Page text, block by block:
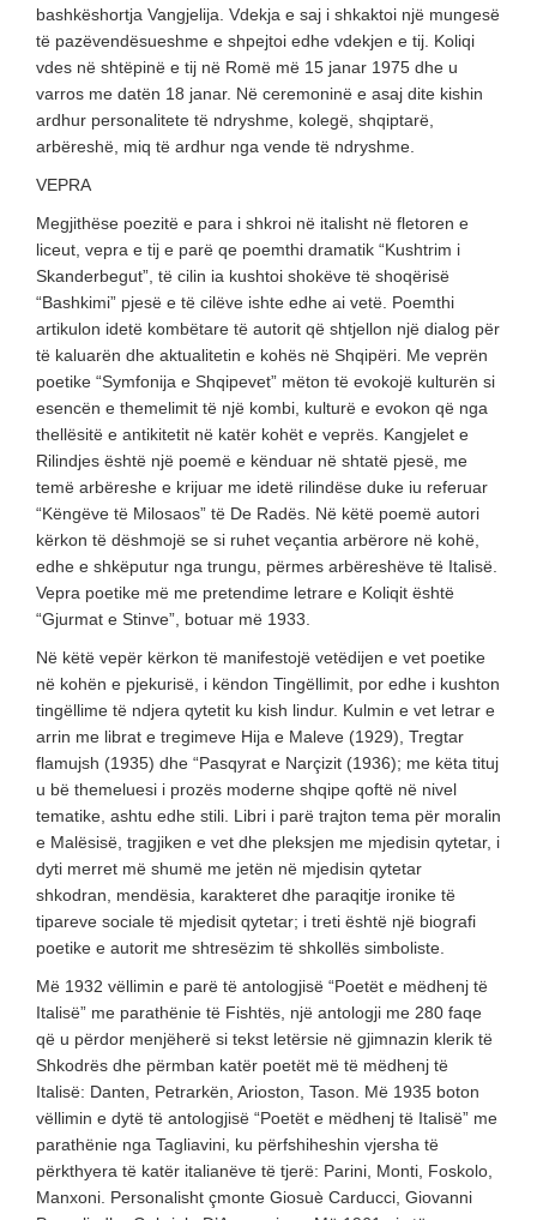
bashkëshortja Vangjelija. Vdekja e saj i shkaktoi një mungesë
të pazëvendësueshme e shpejtoi edhe vdekjen e tij. Koliqi
vdes në shtëpinë e tij në Romë më 15 janar 1975 dhe u
varros me datën 18 janar. Në ceremoninë e asaj dite kishin
ardhur personalitete të ndryshme, kolegë, shqiptarë,
arbëreshë, miq të ardhur nga vende të ndryshme.
VEPRA
Megjithëse poezitë e para i shkroi në italisht në fletoren e
liceut, vepra e tij e parë qe poemthi dramatik “Kushtrim i
Skanderbegut”, të cilin ia kushtoi shokëve të shoqërisë
“Bashkimi” pjesë e të cilëve ishte edhe ai vetë. Poemthi
artikulon idetë kombëtare të autorit që shtjellon një dialog për
të kaluarën dhe aktualitetin e kohës në Shqipëri. Me veprën
poetike “Symfonija e Shqipevet” mëton të evokojë kulturën si
esencën e themelimit të një kombi, kulturë e evokon që nga
thellësitë e antikitetit në katër kohët e veprës. Kangjelet e
Rilindjes është një poemë e kënduar në shtatë pjesë, me
temë arbëreshe e krijuar me idetë rilindëse duke iu referuar
“Këngëve të Milosaos” të De Radës. Në këtë poemë autori
kërkon të dëshmojë se si ruhet veçantia arbërore në kohë,
edhe e shkëputur nga trungu, përmes arbëreshëve të Italisë.
Vepra poetike më me pretendime letrare e Koliqit është
“Gjurmat e Stinve”, botuar më 1933.
Në këtë vepër kërkon të manifestojë vetëdijen e vet poetike
në kohën e pjekurisë, i këndon Tingëllimit, por edhe i kushton
tingëllime të ndjera qytetit ku kish lindur. Kulmin e vet letrar e
arrin me librat e tregimeve Hija e Maleve (1929), Tregtar
flamujsh (1935) dhe “Pasqyrat e Narçizit (1936); me këta tituj
u bë themeluesi i prozës moderne shqipe qoftë në nivel
tematike, ashtu edhe stili. Libri i parë trajton tema për moralin
e Malësisë, tragjiken e vet dhe pleksjen me mjedisin qytetar, i
dyti merret më shumë me jetën në mjedisin qytetar
shkodran, mendësia, karakteret dhe paraqitje ironike të
tipareve sociale të mjedisit qytetar; i treti është një biografi
poetike e autorit me shtresëzim të shkollës simboliste.
Më 1932 vëllimin e parë të antologjisë “Poetët e mëdhenj të
Italisë” me parathënie të Fishtës, një antologji me 280 faqe
që u përdor menjëherë si tekst letërsie në gjimnazin klerik të
Shkodrës dhe përmban katër poetët më të mëdhenj të
Italisë: Danten, Petrarkën, Arioston, Tason. Më 1935 boton
vëllimin e dytë të antologjisë “Poetët e mëdhenj të Italisë” me
parathënie nga Tagliavini, ku përfshiheshin vjersha të
përkthyera të katër italianëve të tjerë: Parini, Monti, Foskolo,
Manxoni. Personalisht çmonte Giosuè Carducci, Giovanni